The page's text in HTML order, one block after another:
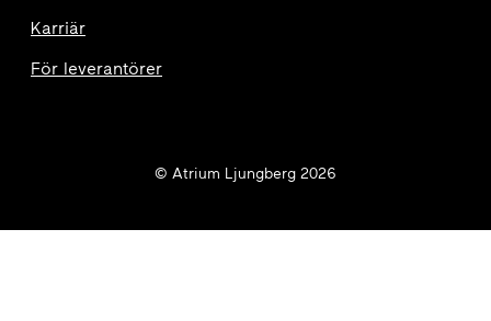
Karriär
För leverantörer
© Atrium Ljungberg 2026